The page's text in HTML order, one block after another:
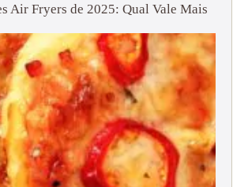
Air Fryers de 2025: Qual Vale Mais